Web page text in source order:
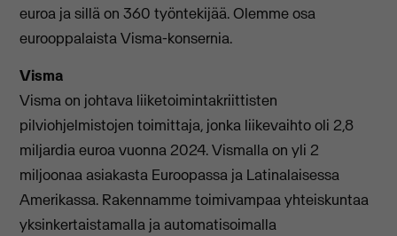
euroa ja sillä on 360 työntekijää. Olemme osa
eurooppalaista Visma-konsernia.
Visma
Visma on johtava liiketoimintakriittisten
pilviohjelmistojen toimittaja, jonka liikevaihto oli 2,8
miljardia euroa vuonna 2024. Vismalla on yli 2
miljoonaa asiakasta Euroopassa ja Latinalaisessa
Amerikassa. Rakennamme toimivampaa yhteiskuntaa
yksinkertaistamalla ja automatisoimalla